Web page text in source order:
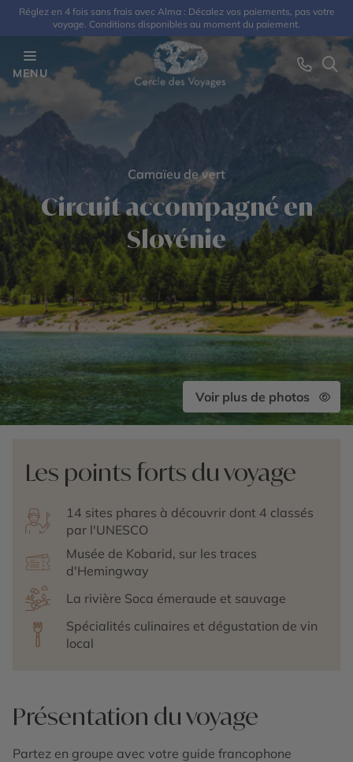
Réglez en 4 fois sans frais avec Alma : Décalez vos paiements, pas votre
voyage. Conditions disponibles au moment du paiement.
MENU
Camaïeu de vert
Circuit accompagné en
Slovénie
Voir plus de photos
Les points forts du voyage
14 sites phares à découvrir dont 4 classés
par l'UNESCO
Musée de Kobarid, sur les traces
d'Hemingway
La rivière Soca émeraude et sauvage
Spécialités culinaires et dégustation de vin
local
Présentation du voyage
Partez en groupe avec votre guide francophone